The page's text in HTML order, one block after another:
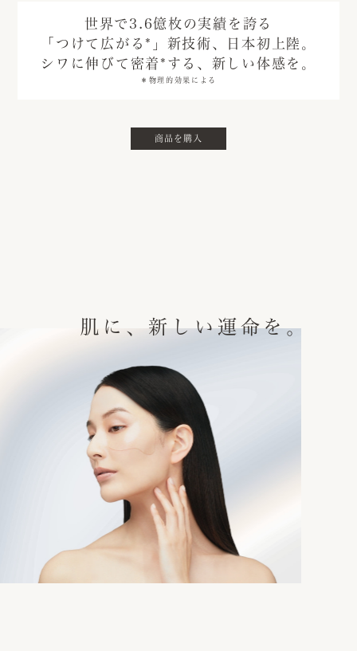
世界で3.6億枚の実績を誇る
「つけて広がる * 」新技術、日本初上陸。
シワに伸びて密着 * する、新しい体感を。
＊物理的効果による
商品を購入
肌に、新しい運命を。